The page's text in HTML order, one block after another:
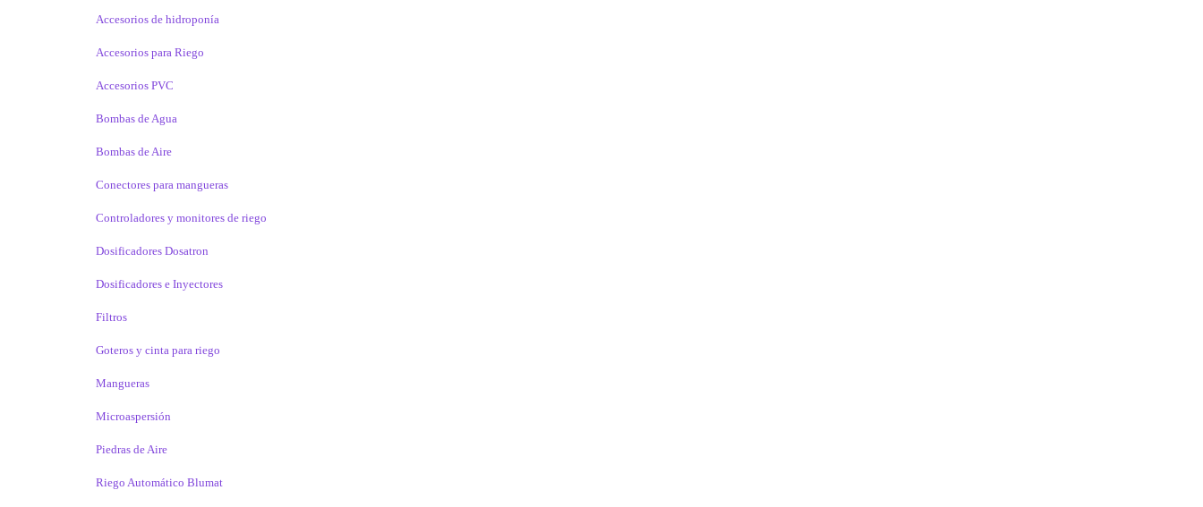
Accesorios de hidroponía
Accesorios para Riego
Accesorios PVC
Bombas de Agua
Bombas de Aire
Conectores para mangueras
Controladores y monitores de riego
Dosificadores Dosatron
Dosificadores e Inyectores
Filtros
Goteros y cinta para riego
Mangueras
Microaspersión
Piedras de Aire
Riego Automático Blumat